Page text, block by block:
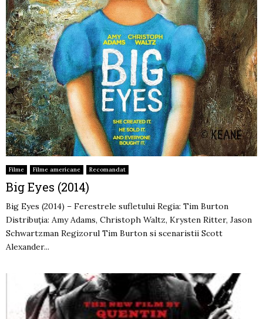
Filme Filme americane Recomandat
Big Eyes (2014)
Big Eyes (2014) – Ferestrele sufletului Regia: Tim Burton
Distribuția: Amy Adams, Christoph Waltz, Krysten Ritter, Jason
Schwartzman Regizorul Tim Burton si scenaristii Scott
Alexander...